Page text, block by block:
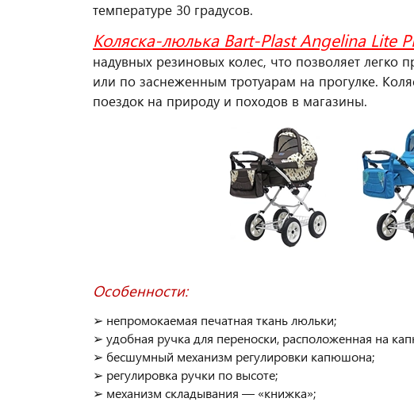
температуре 30 градусов.
Коляска-люлька Bart-Plast Angelina Lite
надувных резиновых колес, что позволяет
или по заснеженным тротуарам на прогулке.
поездок на природу и походов в магазины.
Особенности:
➢ непромокаемая печатная ткань люльки;
➢ удобная ручка для переноски, расположенная на
➢ бесшумный механизм регулировки капюшона;
➢ регулировка ручки по высоте;
➢ механизм складывания — «книжка»;